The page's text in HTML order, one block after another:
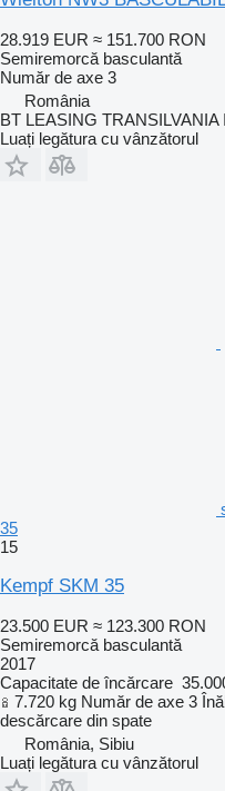
28.919 EUR ≈ 151.700 RON
Semiremorcă basculantă
Număr de axe 3
România
BT LEASING TRANSILVANIA
Luați legătura cu vânzătorul
35
15
Kempf SKM 35
23.500 EUR ≈ 123.300 RON
Semiremorcă basculantă
2017
Capacitate de încărcare
7.720 kg Număr de axe 3
descărcare din spate
România, Sibiu
Luați legătura cu vânzătorul